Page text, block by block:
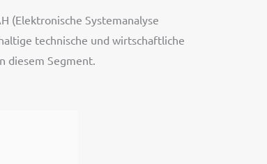
(Elektronische Systemanalyse
technische und wirtschaftliche
diesem Segment.